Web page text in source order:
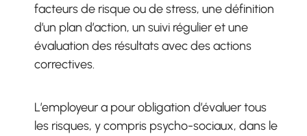
facteurs de risque ou de stress, une définition
d’un plan d’action, un suivi régulier et une
évaluation des résultats avec des actions
correctives.
L’employeur a pour obligation d’évaluer tous
les risques, y compris psycho-sociaux, dans le